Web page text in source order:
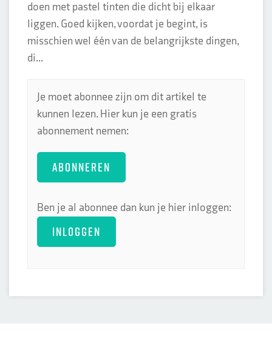
doen met pastel tinten die dicht bij elkaar
liggen. Goed kijken, voordat je begint, is
misschien wel één van de belangrijkste dingen,
di...
Je moet abonnee zijn om dit artikel te
kunnen lezen. Hier kun je een gratis
abonnement nemen:
ABONNEREN
Ben je al abonnee dan kun je hier inloggen:
INLOGGEN